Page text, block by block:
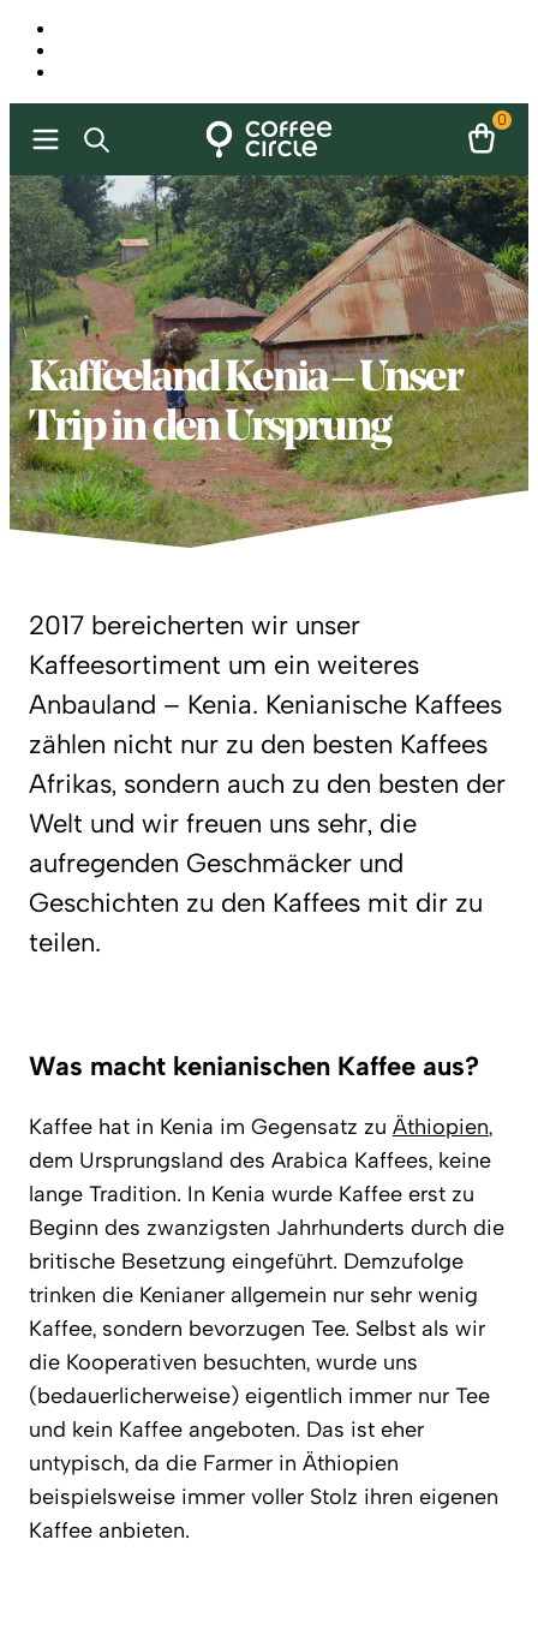
0
Kaffeeland Kenia – Unser
Trip in den Ursprung
2017 bereicherten wir unser
Kaffeesortiment um ein weiteres
Anbauland – Kenia. Kenianische Kaffees
zählen nicht nur zu den besten Kaffees
Afrikas, sondern auch zu den besten der
Welt und wir freuen uns sehr, die
aufregenden Geschmäcker und
Geschichten zu den Kaffees mit dir zu
teilen.
Was macht kenianischen Kaffee aus?
Kaffee hat in Kenia im Gegensatz zu Äthiopien,
dem Ursprungsland des Arabica Kaffees, keine
lange Tradition. In Kenia wurde Kaffee erst zu
Beginn des zwanzigsten Jahrhunderts durch die
britische Besetzung eingeführt. Demzufolge
trinken die Kenianer allgemein nur sehr wenig
Kaffee, sondern bevorzugen Tee. Selbst als wir
die Kooperativen besuchten, wurde uns
(bedauerlicherweise) eigentlich immer nur Tee
und kein Kaffee angeboten. Das ist eher
untypisch, da die Farmer in Äthiopien
beispielsweise immer voller Stolz ihren eigenen
Kaffee anbieten.